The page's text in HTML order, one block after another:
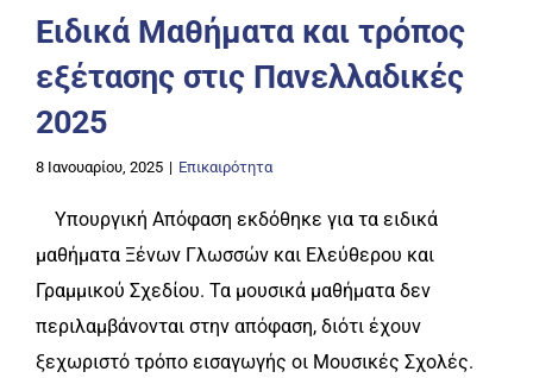
Ειδικά Μαθήματα και τρόπος
εξέτασης στις Πανελλαδικές
2025
8 Ιανουαρίου, 2025 | Επικαιρότητα
Υπουργική Απόφαση εκδόθηκε για τα ειδικά
μαθήματα Ξένων Γλωσσών και Ελεύθερου και
Γραμμικού Σχεδίου. Τα μουσικά μαθήματα δεν
περιλαμβάνονται στην απόφαση, διότι έχουν
ξεχωριστό τρόπο εισαγωγής οι Μουσικές Σχολές.